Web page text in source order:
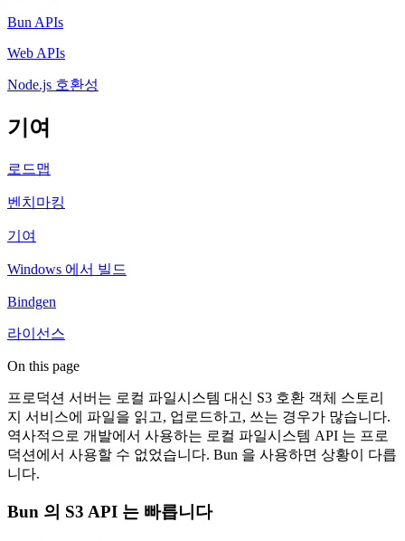
Bun APIs
Web APIs
Node.js 호환성
기여
로드맵
벤치마킹
기여
Windows 에서 빌드
Bindgen
라이선스
On this page
프로덕션 서버는 로컬 파일시스템 대신 S3 호환 객체 스토리
지 서비스에 파일을 읽고, 업로드하고, 쓰는 경우가 많습니다.
역사적으로 개발에서 사용하는 로컬 파일시스템 API 는 프로
덕션에서 사용할 수 없었습니다. Bun 을 사용하면 상황이 다릅
니다.
Bun 의 S3 API 는 빠릅니다